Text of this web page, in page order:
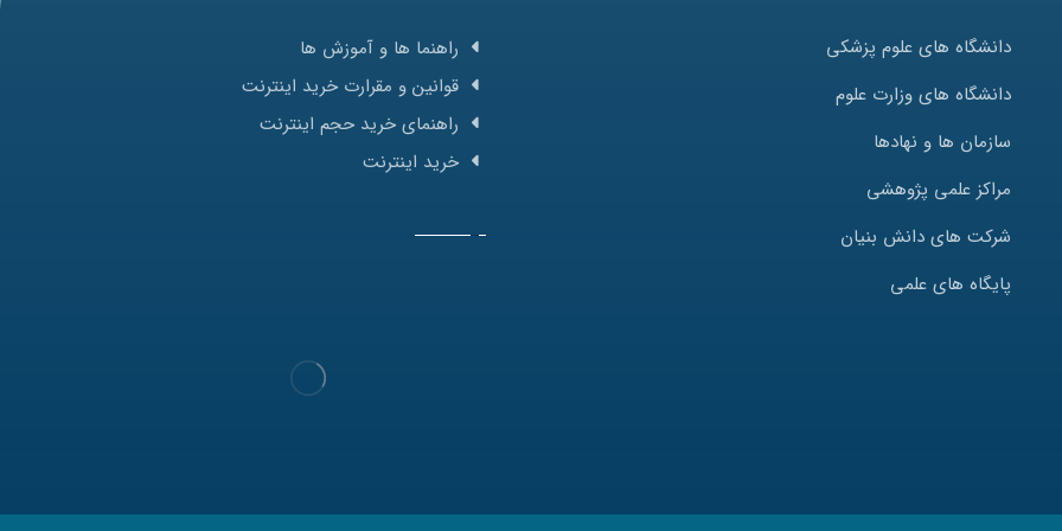
دانشگاه های علوم پزشکی
دانشگاه های وزارت علوم
سازمان ها و نهادها
مراکز علمی پژوهشی
شرکت های دانش بنیان
پایگاه های علمی
راهنما ها و آموزش ها
قوانین و مقرارت خرید اینترنت
راهنمای خرید حجم اینترنت
خرید اینترنت